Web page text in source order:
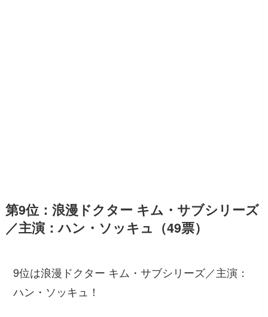
第9位：浪漫ドクター キム・サブシリーズ
／主演：ハン・ソッキュ（49票）
9位は浪漫ドクター キム・サブシリーズ／主演：
ハン・ソッキュ！